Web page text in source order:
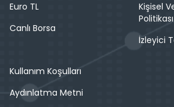
Euro TL
Canlı Borsa
Kişisel
Politikası
İzleyici
Kullanım Koşulları
Aydınlatma Metni